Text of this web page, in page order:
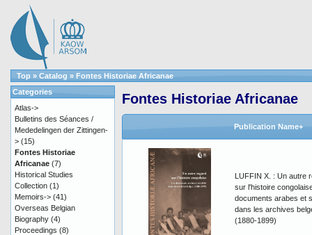
Top » Catalog » Fontes Historiae Africanae
Fontes Historiae Africanae
Publication Name+
LUFFIN X. : Un autre
sur l'histoire
documents arabes et
dans les archives
(1880-1899)
Categories
Atlas->
Bulletins des Séances /
Mededelingen der Zittingen-
> (15)
Fontes Historiae
Africanae (7)
Historical Studies
Collection (1)
Memoirs-> (41)
Overseas Belgian
Biography (4)
Proceedings (8)